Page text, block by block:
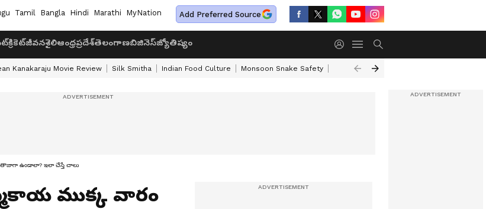
Tamil Bangla Hindi Marathi MyNation Add Preferred Source
క్రికెట్జీవనశైలిఆంధ్రప్రదేశ్తెలంగాణబిజినెస్జ్యోతిష్యం
Kanakaraju Movie Review Silk Smitha Indian Food Culture Monsoon Snake Safety Akkineni Nageswara Rao
తాజాగా ఉండాలా? ఇలా చేస్తే చాలు
ముక్క వారం